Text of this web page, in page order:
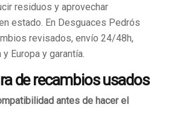
residuos y aprovechar
estado. En Desguaces Pedrós
revisados, envío 24/48h,
Europa y garantía.
de recambios usados
antes de hacer el